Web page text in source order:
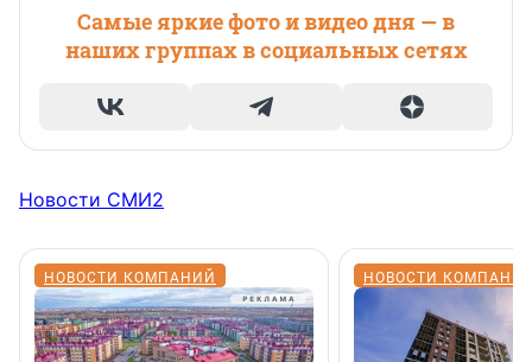
Самые яркие фото и видео дня — в
наших группах в социальных сетях
Новости СМИ2
НОВОСТИ КОМПАНИЙ НОВОСТИ